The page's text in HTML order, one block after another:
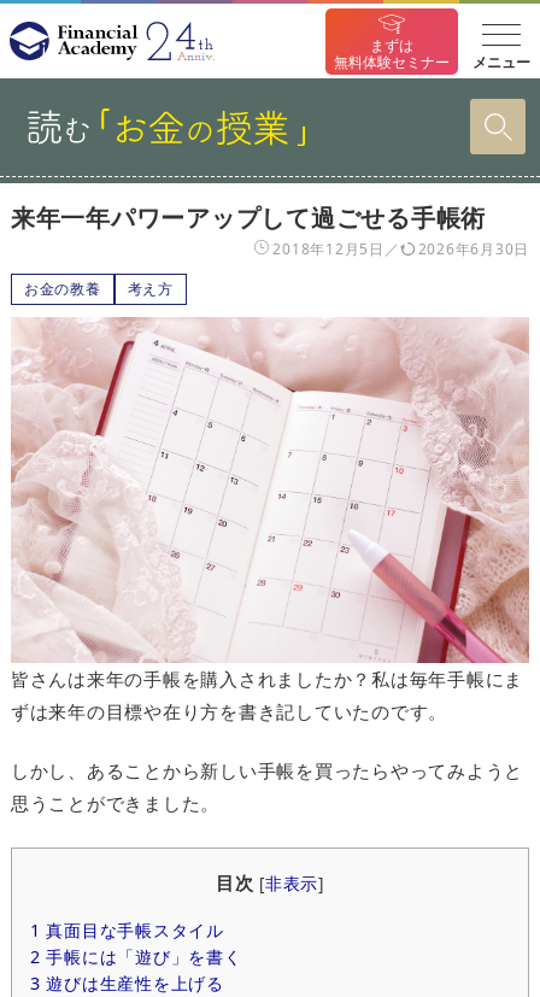
まずは
無料体験セミナー
メニュー
来年一年パワーアップして過ごせる手帳術
2018年12月5日
2026年6月30日
お金の教養
考え方
皆さんは来年の手帳を購入されましたか？私は毎年手帳にま
ずは来年の目標や在り方を書き記していたのです。
しかし、あることから新しい手帳を買ったらやってみようと
思うことができました。
目次 [非表示]
1 真面目な手帳スタイル
2 手帳には「遊び」を書く
3 遊びは生産性を上げる